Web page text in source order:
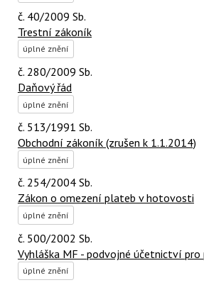
č. 40/2009 Sb.
Trestní zákoník
úplné znění
č. 280/2009 Sb.
Daňový řád
úplné znění
č. 513/1991 Sb.
Obchodní zákoník (zrušen k 1.1.2014)
úplné znění
č. 254/2004 Sb.
Zákon o omezení plateb v hotovosti
úplné znění
č. 500/2002 Sb.
Vyhláška MF - podvojné účetnictví
úplné znění